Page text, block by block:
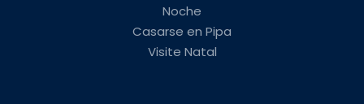
Noche
Casarse en Pipa
Visite Natal